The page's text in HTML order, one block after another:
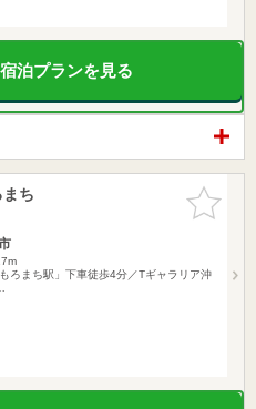
泊プランを見る
お気に入
りに追加
ち
ろまち駅」下車徒歩4分／Tギャラリア沖